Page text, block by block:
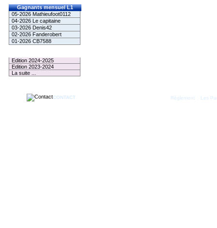
Gagnants mensuel L1
05-2026 Mathieufoot0112
04-2026 Le capitaine
03-2026 Denis42
02-2026 Fanderobert
01-2026 CB7588
Edition 2024-2025
Edition 2023-2024
La suite ...
CONTACT Règlement Les